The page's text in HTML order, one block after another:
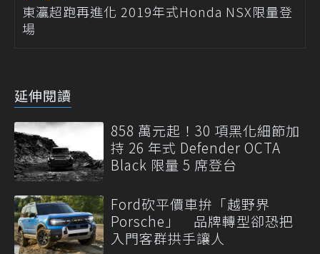
東灜超跑再進化 2019年式Honda NSX限量登
場
延伸閱讀
858 萬元起！30 項黑化細節加
持 26 年式 Defender OCTA
Black 限量 5 席登台
Ford砍平價車拚「越野界
Porsche」 品牌轉型卻恐把
入門客群拱手讓人